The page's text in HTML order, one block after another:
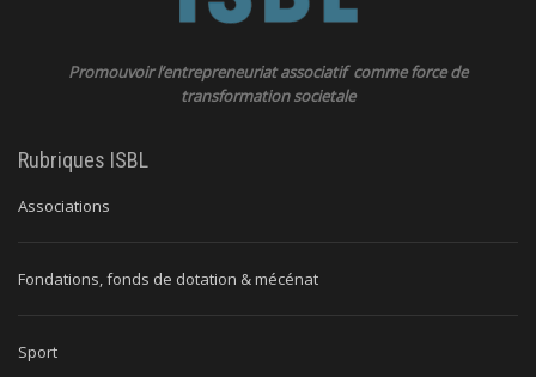
Promouvoir l’entrepreneuriat associatif comme force de
transformation societale
Rubriques ISBL
Associations
Fondations, fonds de dotation & mécénat
Sport